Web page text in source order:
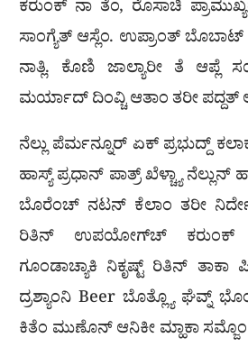
ಕರುಂಕ್ ನಾ ತೆಂ, ರೊಸಾಚಿ
ಸಾಂಗ್ಯೆತ್ ಆಸ್ಲೆಂ. ಉಪ್ರಾಂತ್
ನಾತ್ಲಿ. ಕೊಣಿ ಜಾಲ್ಯಾರೀ ತೆ ಆಪ್ಲೆ
ಮರ್ಯಾದ್ ದಿಂವ್ಚಿ ಆತಾಂ ತರೀ ಪದ್ದತ್
ನೆಲ್ಲು ಪೆರ್ಮನ್ನೂರ್ ಏಕ್ ಪ್ರಭುದ್ದ್
ಹಾಸ್ಯ್ ಪ್ರಧಾನ್ ಪಾತ್ರ್ ಖೆಳ್ಚ್ಯಾ
ಬೊರೆಂಚ್ ನಟನ್ ಕೆಲಾಂ ತರೀ
ರಿತಿನ್ ಉಪಯೋಗ್‌ಚ್ ಕರುಂಕ್
ಗೂಂಡಾಚ್ಯಾಕಿ ನಿಕೃಷ್ಟ್ ರಿತಿನ್ ತಾಕಾ
ದ್ರಶ್ಯಾಂನಿ Beer ಬೊತ್ಲ್ಯೊ ಘೆವ್ನ್
ಕಿತೆಂ ಮುಣೊನ್ ಆನಿಕೀ ಮ್ಹಾಕಾ